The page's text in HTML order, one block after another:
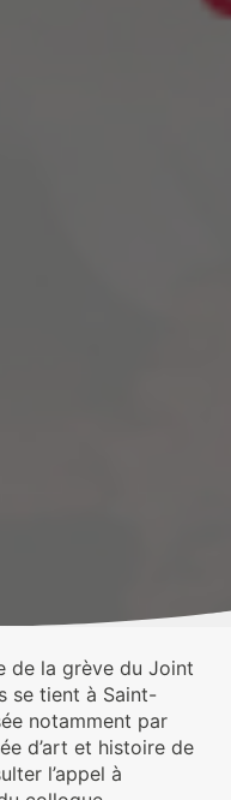
de la grève du Joint
se tient à Saint-
notamment par
d’art et histoire de
l’appel à